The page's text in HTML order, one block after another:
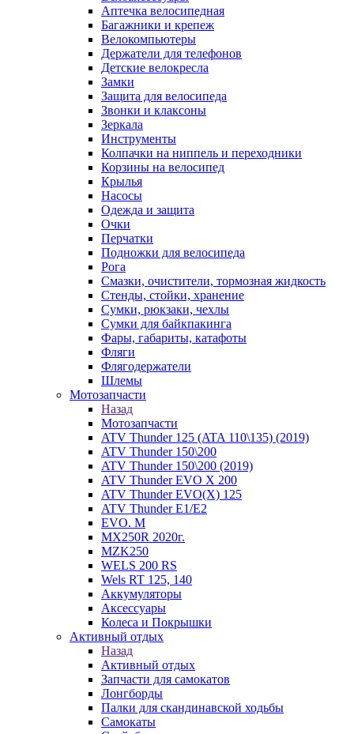
Аптечка велосипедная
Багажники и крепеж
Велокомпьютеры
Держатели для телефонов
Детские велокресла
Замки
Защита для велосипеда
Звонки и клаксоны
Зеркала
Инструменты
Колпачки на ниппель и переходники
Корзины на велосипед
Крылья
Насосы
Одежда и защита
Очки
Перчатки
Подножки для велосипеда
Рога
Смазки, очистители, тормозная жидкость
Стенды, стойки, хранение
Сумки, рюкзаки, чехлы
Сумки для байкпакинга
Фары, габариты, катафоты
Фляги
Флягодержатели
Шлемы
Мотозапчасти
Назад
Мотозапчасти
ATV Thunder 125 (ATA 110\135) (2019)
ATV Thunder 150\200
ATV Thunder 150\200 (2019)
ATV Thunder EVO X 200
ATV Thunder EVO(X) 125
ATV Thunder Е1/Е2
EVO. M
MX250R 2020г.
MZK250
WELS 200 RS
Wels RT 125, 140
Аккумуляторы
Аксессуары
Колеса и Покрышки
Активный отдых
Назад
Активный отдых
Запчасти для самокатов
Лонгборды
Палки для скандинавской ходьбы
Самокаты